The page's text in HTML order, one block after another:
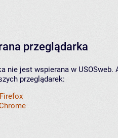
przeglądarka
nie jest wspierana w
przeglądarek: